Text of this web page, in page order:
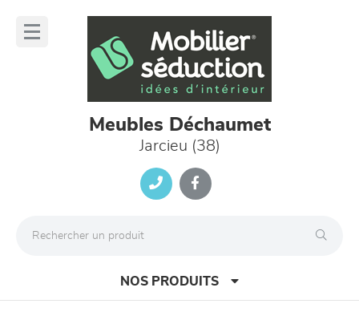
Meubles Déchaumet
Jarcieu (38)
NOS PRODUITS